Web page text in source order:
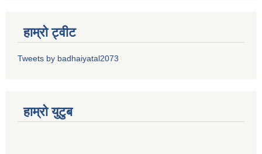
हाम्रो ट्वीट
Tweets by badhaiyatal2073
हाम्रो युटुब